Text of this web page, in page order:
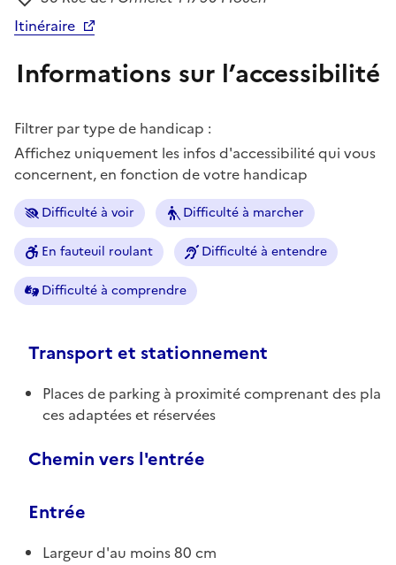
Adresse
Itinéraire
Informations sur l’accessibilité
Filtrer par type de handicap :
Affichez uniquement les infos d'accessibilité qui vous
concernent, en fonction de votre handicap
Difficulté à voir Difficulté à marcher
En fauteuil roulant Difficulté à entendre
Difficulté à comprendre
Transport et stationnement
Places de parking à proximité comprenant des pla
ces adaptées et réservées
Chemin vers l'entrée
Entrée
Largeur d'au moins 80 cm